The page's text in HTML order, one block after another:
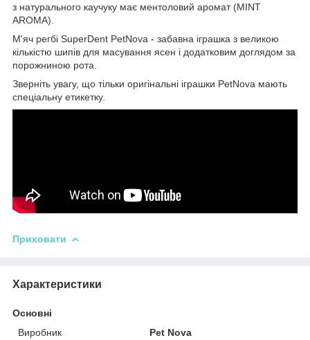
з натурального каучуку має ментоловий аромат (MINT
AROMA).
М'яч регбі SuperDent PetNova - забавна іграшка з великою
кількістю шипів для масування ясен і додатковим доглядом за
порожниною рота.
Зверніть увагу, що тільки оригінальні іграшки PetNova мають
спеціальну етикетку.
Приховати
Характеристики
Основні
Виробник
Pet Nova